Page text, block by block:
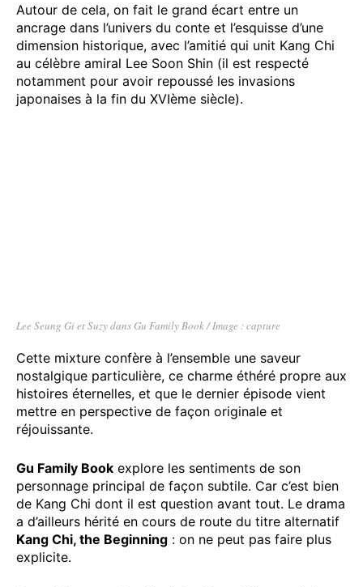
Autour de cela, on fait le grand écart entre un
ancrage dans l’univers du conte et l’esquisse d’une
dimension historique, avec l’amitié qui unit Kang Chi
au célèbre amiral Lee Soon Shin (il est respecté
notamment pour avoir repoussé les invasions
japonaises à la fin du XVIème siècle).
Lee Seung Gi et Suzy dans Gu Family Book / Image : capture
Cette mixture confère à l’ensemble une saveur
nostalgique particulière, ce charme éthéré propre aux
histoires éternelles, et que le dernier épisode vient
mettre en perspective de façon originale et
réjouissante.
Gu Family Book explore les sentiments de son
personnage principal de façon subtile. Car c’est bien
de Kang Chi dont il est question avant tout. Le drama
a d’ailleurs hérité en cours de route du titre alternatif
Kang Chi, the Beginning : on ne peut pas faire plus
explicite.